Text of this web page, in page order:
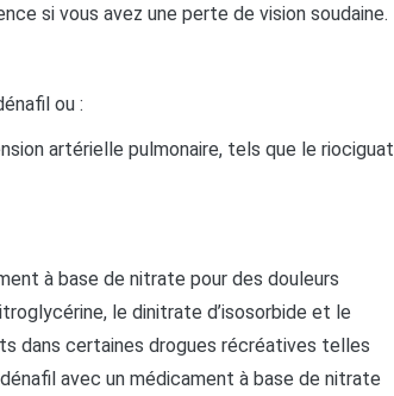
si vous avez une perte de vision soudaine.
ou :
artérielle pulmonaire, tels que le riociguat
à base de nitrate pour des douleurs
le dinitrate d’isosorbide et le
dans certaines drogues récréatives telles
avec un médicament à base de nitrate